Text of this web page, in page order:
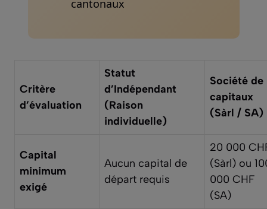
cantonaux
Critère
d’évaluation
Statut
d’Indépendant
(Raison
individuelle)
Société de
capitaux
(Sàrl / SA)
Capital
minimum
exigé
Aucun capital de
départ requis
20 000
(Sàrl) ou
000 CHF
(SA)